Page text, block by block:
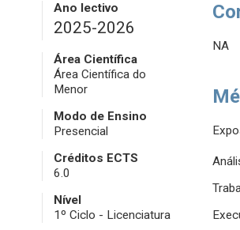
Ano lectivo
2025-2026
Área Científica
Área Científica do
Menor
Modo de Ensino
Presencial
Créditos ECTS
6.0
Nível
1º Ciclo - Licenciatura
NA